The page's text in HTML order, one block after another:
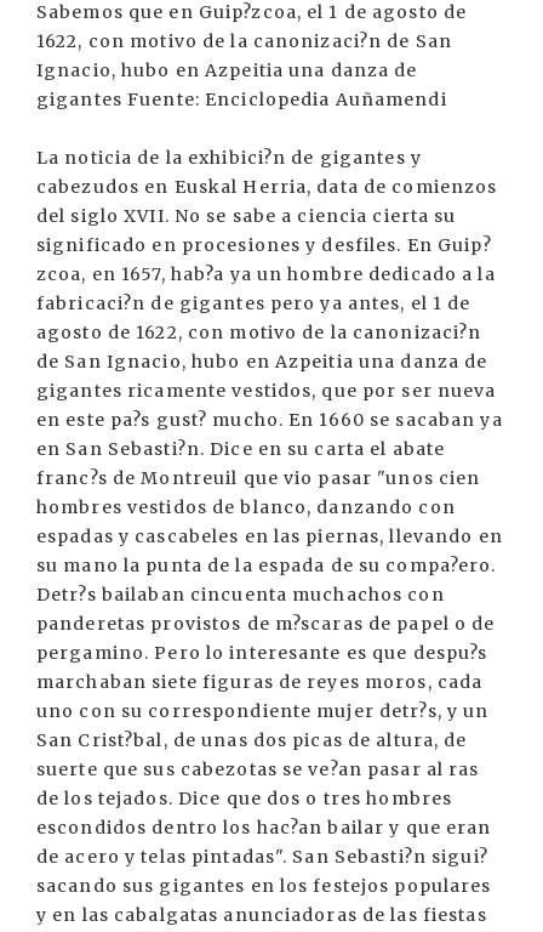
Sabemos que en Guip?zcoa, el 1 de agosto de
1622, con motivo de la canonizaci?n de San
Ignacio, hubo en Azpeitia una danza de
gigantes Fuente: Enciclopedia Auñamendi
La noticia de la exhibici?n de gigantes y
cabezudos en Euskal Herria, data de comienzos
del siglo XVII. No se sabe a ciencia cierta su
significado en procesiones y desfiles. En Guip?
zcoa, en 1657, hab?a ya un hombre dedicado a la
fabricaci?n de gigantes pero ya antes, el 1 de
agosto de 1622, con motivo de la canonizaci?n
de San Ignacio, hubo en Azpeitia una danza de
gigantes ricamente vestidos, que por ser nueva
en este pa?s gust? mucho. En 1660 se sacaban ya
en San Sebasti?n. Dice en su carta el abate
franc?s de Montreuil que vio pasar "unos cien
hombres vestidos de blanco, danzando con
espadas y cascabeles en las piernas, llevando en
su mano la punta de la espada de su compa?ero.
Detr?s bailaban cincuenta muchachos con
panderetas provistos de m?scaras de papel o de
pergamino. Pero lo interesante es que despu?s
marchaban siete figuras de reyes moros, cada
uno con su correspondiente mujer detr?s, y un
San Crist?bal, de unas dos picas de altura, de
suerte que sus cabezotas se ve?an pasar al ras
de los tejados. Dice que dos o tres hombres
escondidos dentro los hac?an bailar y que eran
de acero y telas pintadas". San Sebasti?n sigui?
sacando sus gigantes en los festejos populares
y en las cabalgatas anunciadoras de las fiestas